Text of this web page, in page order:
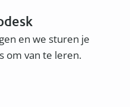
en we sturen je
om van te leren.